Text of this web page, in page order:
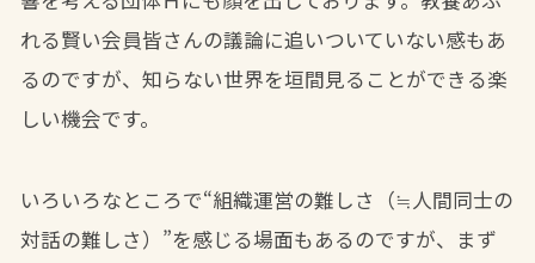
れる賢い会員皆さんの議論に追いついていない感もあ
るのですが、知らない世界を垣間見ることができる楽
しい機会です。
いろいろなところで“組織運営の難しさ（≒人間同士の
対話の難しさ）”を感じる場面もあるのですが、まず